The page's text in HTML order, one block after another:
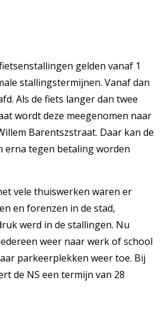
gelden vanaf 1
stallingstermijnen. Vanaf dan
Als de fiets langer dan twee
wordt deze meegenomen naar
Barentszstraat. Daar kan de
erna tegen betaling worden
vele thuiswerken waren er
en forenzen in de stad,
werd in de stallingen. Nu
weer naar werk of school
parkeerplekken weer toe. Bij
de NS een termijn van 28